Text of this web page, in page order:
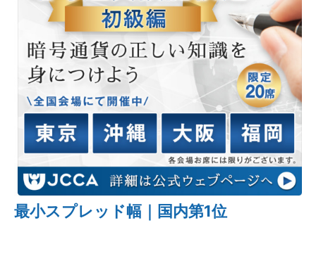
最小スプレッド幅｜国内第1位